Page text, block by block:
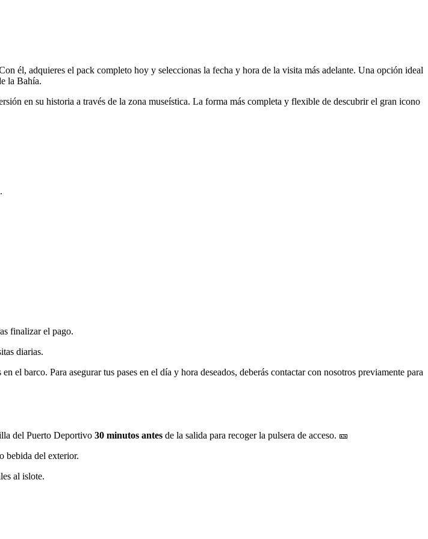
él, adquieres el pack completo hoy y seleccionas la fecha y hora de la visita más adelante. Una opción ideal
la Bahía.
en su historia a través de la zona museística. La forma más completa y flexible de descubrir el gran icono
finalizar el pago.
diarias.
en el barco. Para asegurar tus pases en el día y hora deseados, deberás contactar con nosotros previamente para
del Puerto Deportivo 30 minutos antes de la salida para recoger la pulsera de acceso. 🎫
bebida del exterior.
al islote.